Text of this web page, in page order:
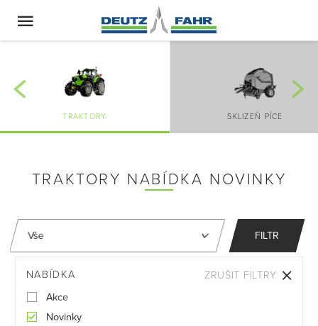
TRAKTORY SKLIZEŇ PÍCE
TRAKTORY NABÍDKA NOVINKY
FILTR
NABÍDKA
Akce
Novinky
ZRUŠIT FILTRY